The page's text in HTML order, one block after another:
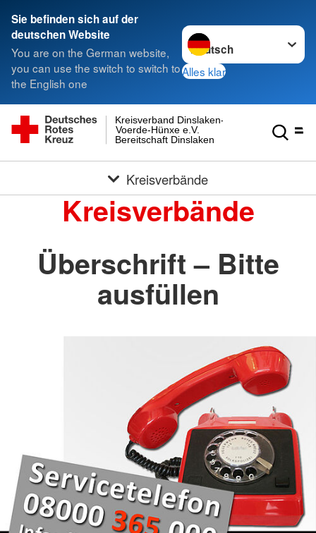
Sie befinden sich auf der
deutschen Website
You are on the German website,
you can use the switch to switch to
the English one
Sprache wechseln zu
Alles klar
Bereitschaft Dinslaken
Voerde-Hünxe e.V.
Kreisverband Dinslaken-
Kreisverbände
Kreisverbände
Überschrift – Bitte
ausfüllen